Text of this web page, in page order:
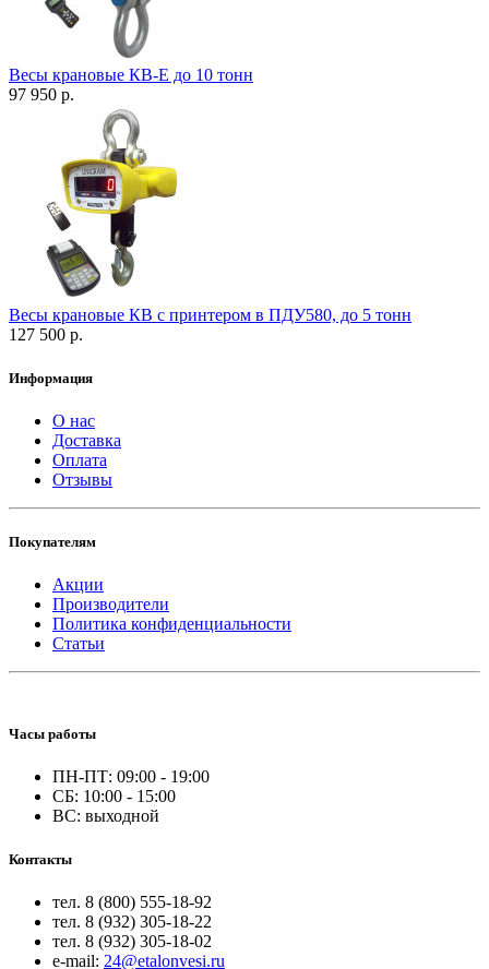
Весы крановые КВ-Е до 10 тонн
97 950 р.
Весы крановые КВ с принтером в ПДУ580, до 5 тонн
127 500 р.
Информация
О нас
Доставка
Оплата
Отзывы
Покупателям
Акции
Производители
Политика конфиденциальности
Статьи
Часы работы
ПН-ПТ: 09:00 - 19:00
СБ: 10:00 - 15:00
ВС: выходной
Контакты
тел. 8 (800) 555-18-92
тел. 8 (932) 305-18-22
тел. 8 (932) 305-18-02
e-mail: 24@etalonvesi.ru